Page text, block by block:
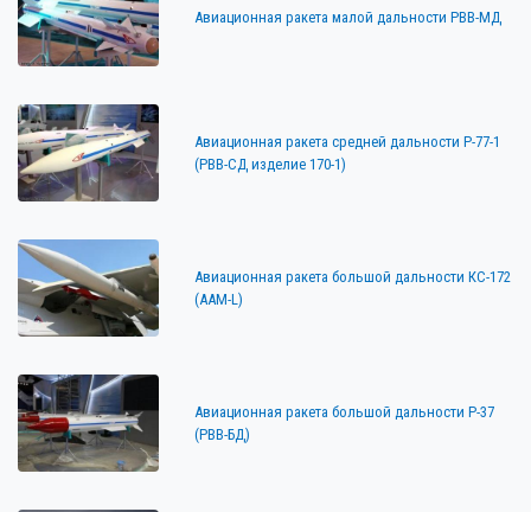
Авиационная ракета малой дальности РВВ-МД
Авиационная ракета средней дальности Р-77-1
(РВВ-СД изделие 170-1)
Авиационная ракета большой дальности КС-172
(AAM-L)
Авиационная ракета большой дальности Р-37
(РВВ-БД)